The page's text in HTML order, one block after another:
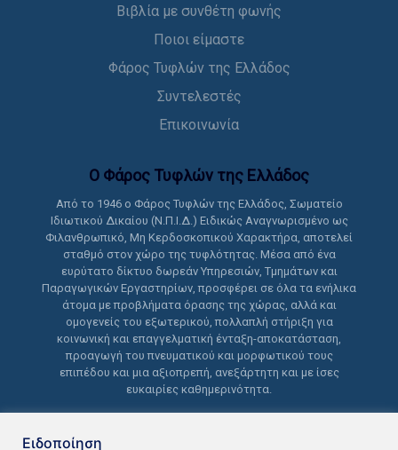
Βιβλία με συνθέτη φωνής
Ποιοι είμαστε
Φάρος Τυφλών της Ελλάδος
Συντελεστές
Επικοινωνία
Ο Φάρος Τυφλών της Ελλάδoς
Από το 1946 ο Φάρος Τυφλών της Ελλάδος, Σωματείο
Ιδιωτικού Δικαίου (Ν.Π.Ι.Δ.) Ειδικώς Αναγνωρισμένο ως
Φιλανθρωπικό, Μη Κερδοσκοπικού Χαρακτήρα, αποτελεί
σταθμό στον χώρο της τυφλότητας. Μέσα από ένα
ευρύτατο δίκτυο δωρεάν Υπηρεσιών, Τμημάτων και
Παραγωγικών Εργαστηρίων, προσφέρει σε όλα τα ενήλικα
άτομα με προβλήματα όρασης της χώρας, αλλά και
ομογενείς του εξωτερικού, πολλαπλή στήριξη για
κοινωνική και επαγγελματική ένταξη-αποκατάσταση,
προαγωγή του πνευματικού και μορφωτικού τους
επιπέδου και μια αξιοπρεπή, ανεξάρτητη και με ίσες
ευκαιρίες καθημερινότητα.
Ειδοποίηση